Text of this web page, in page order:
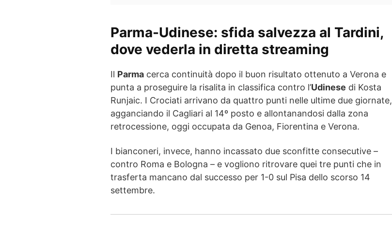
Parma-Udinese: sfida salvezza al Tardini,
dove vederla in diretta streaming
Il Parma cerca continuità dopo il buon risultato ottenuto a Verona e
punta a proseguire la risalita in classifica contro l’Udinese di Kosta
Runjaic. I Crociati arrivano da quattro punti nelle ultime due giornate,
agganciando il Cagliari al 14º posto e allontanandosi dalla zona
retrocessione, oggi occupata da Genoa, Fiorentina e Verona.
I bianconeri, invece, hanno incassato due sconfitte consecutive –
contro Roma e Bologna – e vogliono ritrovare quei tre punti che in
trasferta mancano dal successo per 1-0 sul Pisa dello scorso 14
settembre.